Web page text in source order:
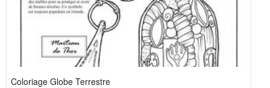
Coloriage Globe Terrestre